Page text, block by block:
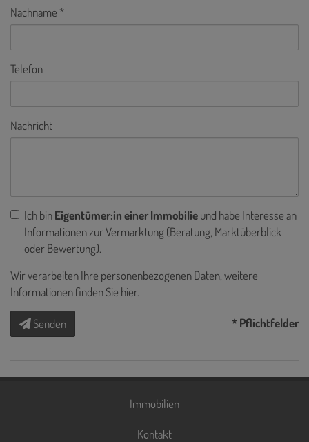
Nachname
Telefon
Nachricht
Ich binEigentümer:in einer Immobilieund habe Interesse an
Informationen zur Vermarktung (Beratung, Marktüberblick
oder Bewertung).
Wir verarbeiten Ihre personenbezogenen Daten, weitere
Informationen finden Sie hier.
Senden * Pflichtfelder
Immobilien
Kontakt